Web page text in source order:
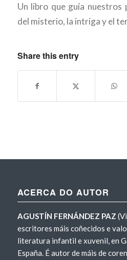
Un libro que guía nuestros
del misterio, la intriga y el
Share this entry
ACERCA DO AUTOR
AGUSTÍN FERNÁNDEZ PAZ
escritores máis coñecidos e
literatura infantil e xuvenil, en
España. É autor de máis de